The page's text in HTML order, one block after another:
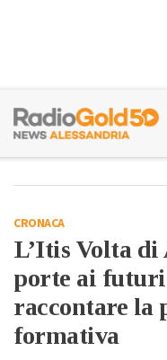
CRONACA
L’Itis Volta di
porte ai
raccontare la
formativa